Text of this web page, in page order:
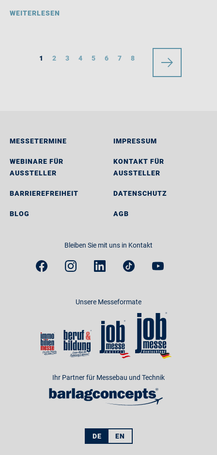
WEITERLESEN
1 2 3 4 5 6 7 8
MESSETERMINE
WEBINARE FÜR
AUSSTELLER
BARRIEREFREIHEIT
BLOG
IMPRESSUM
KONTAKT FÜR
AUSSTELLER
DATENSCHUTZ
AGB
Bleiben Sie mit uns in Kontakt
Unsere Messeformate
Ihr Partner für Messebau und Technik
DE EN